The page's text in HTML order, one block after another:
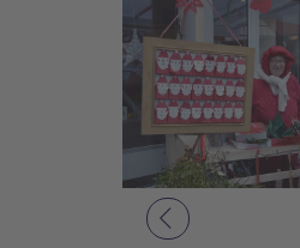
Vorheriges